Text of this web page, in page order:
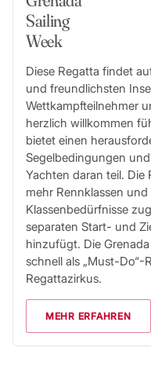
Sailing
Week
Diese Regatta findet
und freundlichsten
Wettkampfteilnehmer
herzlich willkommen
bietet einen
Segelbedingungen
Yachten daran teil. Die
mehr Rennklassen
Klassenbedürfnisse
separaten Start- und
hinzufügt. Die
schnell als „Must-Do“-
Regattazirkus.
MEHR ERFAHREN